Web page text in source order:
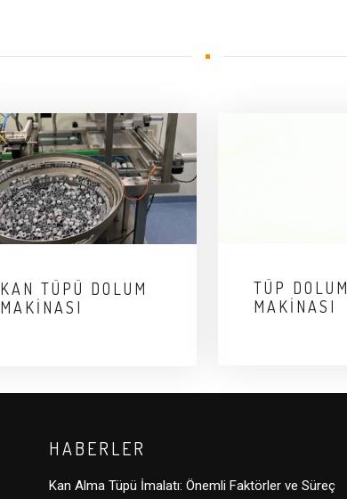
KAN TÜPÜ DOLUM
MAKINASI
TÜP DOLUM
MAKINASI
HABERLER
Kan Alma Tüpü İmalatı: Önemli Faktörler ve Süreç